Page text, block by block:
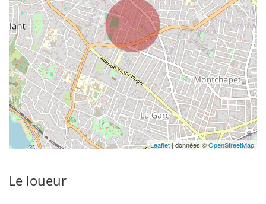
Leaflet| données ©OpenStreetMap
Le loueur